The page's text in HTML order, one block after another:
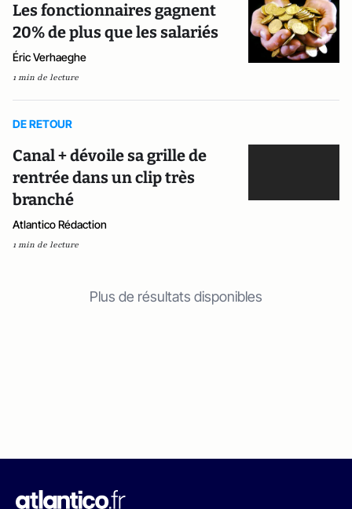
Les fonctionnaires gagnent
20% de plus que les salariés
Éric Verhaeghe
1 min de lecture
DE RETOUR
Canal + dévoile sa grille de
rentrée dans un clip très
branché
Atlantico Rédaction
1 min de lecture
Plus de résultats disponibles